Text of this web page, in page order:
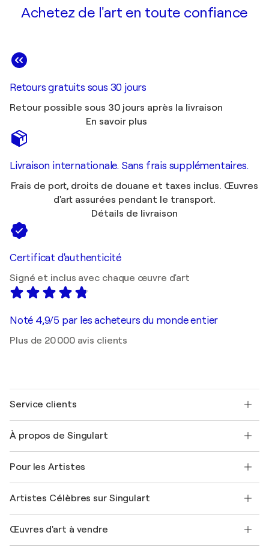
Achetez de l'art en toute confiance
Retours gratuits sous 30 jours
Retour possible sous 30 jours après la livraison
En savoir plus
Livraison internationale. Sans frais supplémentaires.
Frais de port, droits de douane et taxes inclus. Œuvres
d'art assurées pendant le transport.
Détails de livraison
Certificat d'authenticité
Signé et inclus avec chaque œuvre d'art
Noté 4,9/5 par les acheteurs du monde entier
Plus de 20 000 avis clients
Service clients
Expédition
Offrir une carte cadeau
Rejoignez notre programme commercial
Mon compte
+33 1 76 44 06 42
À propos de Singulart
FAQ
Magazine Singulart
Emplois
Découvrez une sélection d'art original
Pour les Artistes
Se connecter en tant qu'Artiste
Artistes Célèbres sur Singulart
Marc Chagall
Œuvres d'art à vendre